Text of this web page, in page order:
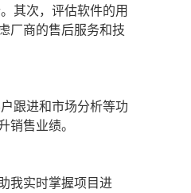
其次，评估软件的用
厂商的售后服务和技
跟进和市场分析等功
售业绩。
我实时掌握项目进